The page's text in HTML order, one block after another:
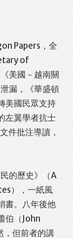
Papers，全
of
美國－越南關
漏，《華盛頓
美國民眾支持
左翼學者抗士
件批注導讀，
的歷史》（A
），一紙風
書。八年後他
伯（John
，但前者的講